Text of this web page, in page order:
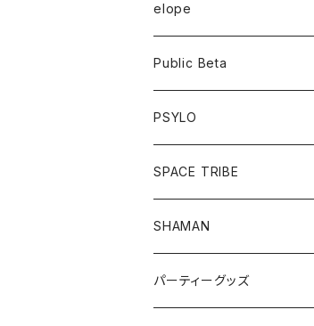
長袖Tシャツ
フーディー
パンツ
シューズ
服飾雑貨
トップス
ボトム
ワンピース
オールインワン
シューズ
服飾雑貨
elope
Public Beta
半袖Tシャツ
フーディー
長袖Tシャツ
PSYLO
トップス
ボトム
服飾雑貨
SPACE TRIBE
Tシャツ
フーディー
SHAMAN
トップス
パーティーグッズ